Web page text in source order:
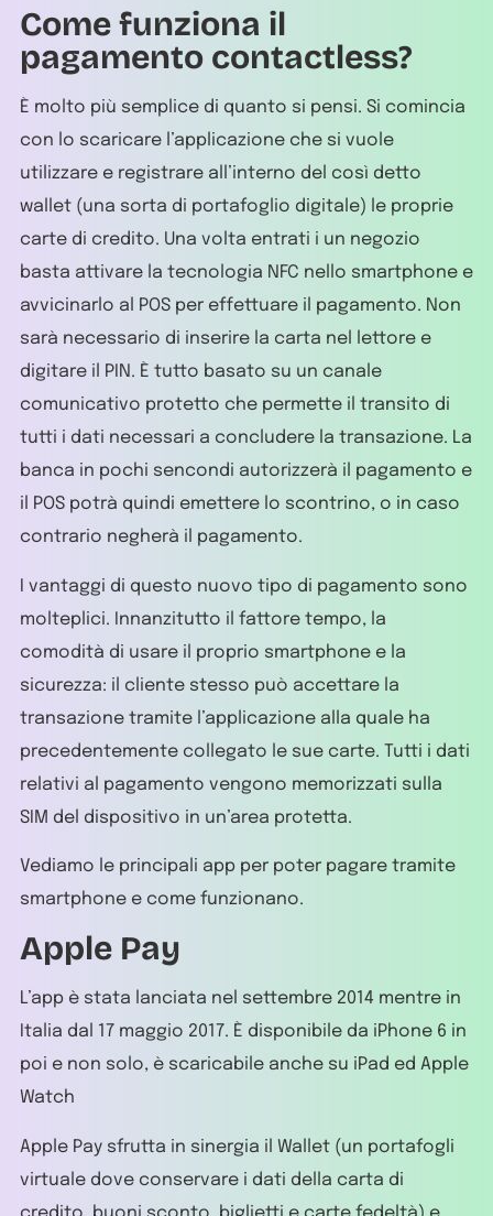
Come funziona il
pagamento contactless?
È molto più semplice di quanto si pensi. Si comincia
con lo scaricare l’applicazione che si vuole
utilizzare e registrare all’interno del così detto
wallet (una sorta di portafoglio digitale) le proprie
carte di credito. Una volta entrati i un negozio
basta attivare la tecnologia NFC nello smartphone e
avvicinarlo al POS per effettuare il pagamento. Non
sarà necessario di inserire la carta nel lettore e
digitare il PIN. È tutto basato su un canale
comunicativo protetto che permette il transito di
tutti i dati necessari a concludere la transazione. La
banca in pochi sencondi autorizzerà il pagamento e
il POS potrà quindi emettere lo scontrino, o in caso
contrario negherà il pagamento.
I vantaggi di questo nuovo tipo di pagamento sono
molteplici. Innanzitutto il fattore tempo, la
comodità di usare il proprio smartphone e la
sicurezza: il cliente stesso può accettare la
transazione tramite l’applicazione alla quale ha
precedentemente collegato le sue carte. Tutti i dati
relativi al pagamento vengono memorizzati sulla
SIM del dispositivo in un’area protetta.
Vediamo le principali app per poter pagare tramite
smartphone e come funzionano.
Apple Pay
L’app è stata lanciata nel settembre 2014 mentre in
Italia dal 17 maggio 2017. È disponibile da iPhone 6 in
poi e non solo, è scaricabile anche su iPad ed Apple
Watch
Apple Pay sfrutta in sinergia il Wallet (un portafogli
virtuale dove conservare i dati della carta di